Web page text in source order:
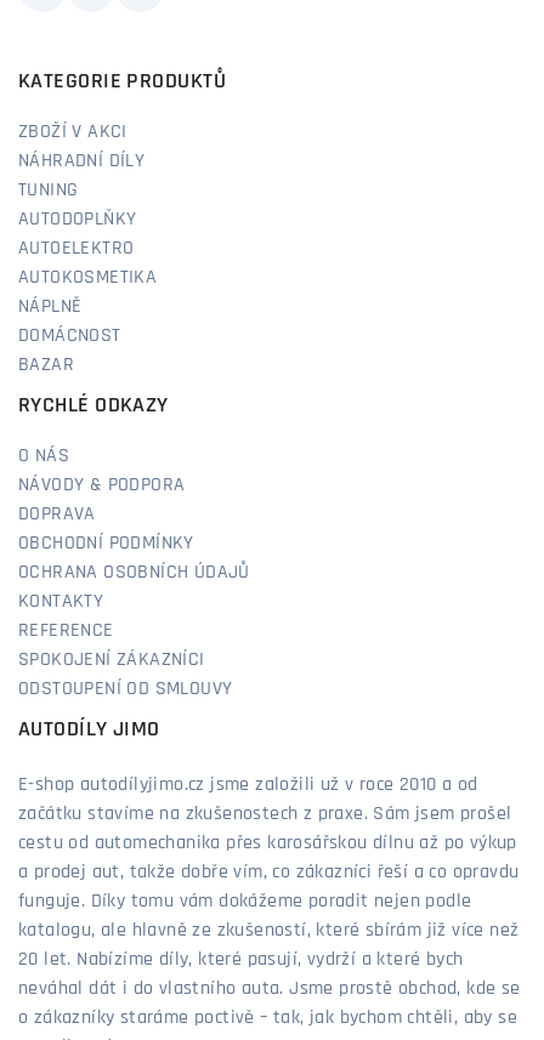
KATEGORIE PRODUKTŮ
ZBOŽÍ V AKCI
NÁHRADNÍ DÍLY
TUNING
AUTODOPLŇKY
AUTOELEKTRO
AUTOKOSMETIKA
NÁPLNĚ
DOMÁCNOST
BAZAR
RYCHLÉ ODKAZY
O NÁS
NÁVODY & PODPORA
DOPRAVA
OBCHODNÍ PODMÍNKY
OCHRANA OSOBNÍCH ÚDAJŮ
KONTAKTY
REFERENCE
SPOKOJENÍ ZÁKAZNÍCI
ODSTOUPENÍ OD SMLOUVY
AUTODÍLY JIMO
E-shop autodílyjimo.cz jsme založili už v roce 2010 a od
začátku stavíme na zkušenostech z praxe. Sám jsem prošel
cestu od automechanika přes karosářskou dílnu až po výkup
a prodej aut, takže dobře vím, co zákazníci řeší a co opravdu
funguje. Díky tomu vám dokážeme poradit nejen podle
katalogu, ale hlavně ze zkušeností, které sbírám již více než
20 let. Nabízíme díly, které pasují, vydrží a které bych
neváhal dát i do vlastního auta. Jsme prostě obchod, kde se
o zákazníky staráme poctivě – tak, jak bychom chtěli, aby se